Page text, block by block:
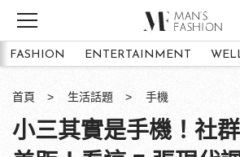
FASHION ENTERTAINMENT
首頁 生活話題 手機
小三其實是手機！社